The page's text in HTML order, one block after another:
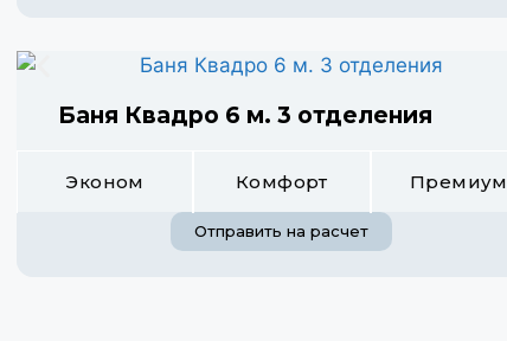
Баня Квадро 6 м. 3 отделения
Эконом Комфорт Премиум
Отправить на расчет